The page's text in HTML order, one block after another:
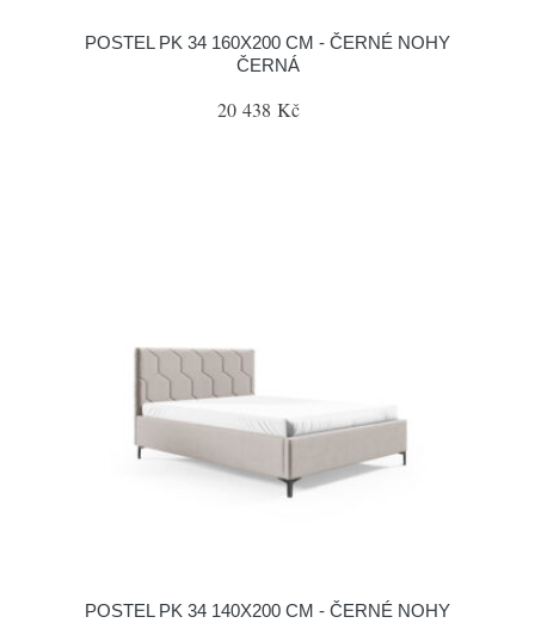
POSTEL PK 34 160X200 CM - ČERNÉ NOHY
ČERNÁ
20 438 Kč
POSTEL PK 34 140X200 CM - ČERNÉ NOHY